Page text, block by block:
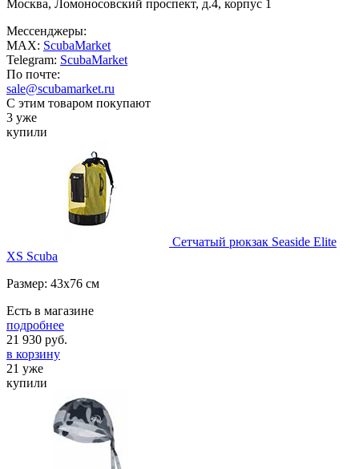
Москва, Ломоносовский проспект, д.4, корпус 1
Мессенджеры:
MAX: ScubaMarket
Telegram: ScubaMarket
По почте:
sale@scubamarket.ru
С этим товаром покупают
3 уже
купили
Сетчатый рюкзак Seaside Elite
XS Scuba
Размер: 43х76 см
Есть в магазине
подробнее
21 930 руб.
в корзину
21 уже
купили